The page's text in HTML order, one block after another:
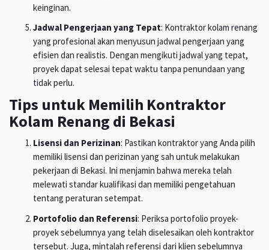
keinginan.
Jadwal Pengerjaan yang Tepat: Kontraktor kolam renang
yang profesional akan menyusun jadwal pengerjaan yang
efisien dan realistis. Dengan mengikuti jadwal yang tepat,
proyek dapat selesai tepat waktu tanpa penundaan yang
tidak perlu.
Tips untuk Memilih Kontraktor
Kolam Renang di Bekasi
Lisensi dan Perizinan: Pastikan kontraktor yang Anda pilih
memiliki lisensi dan perizinan yang sah untuk melakukan
pekerjaan di Bekasi. Ini menjamin bahwa mereka telah
melewati standar kualifikasi dan memiliki pengetahuan
tentang peraturan setempat.
Portofolio dan Referensi: Periksa portofolio proyek-
proyek sebelumnya yang telah diselesaikan oleh kontraktor
tersebut. Juga, mintalah referensi dari klien sebelumnya